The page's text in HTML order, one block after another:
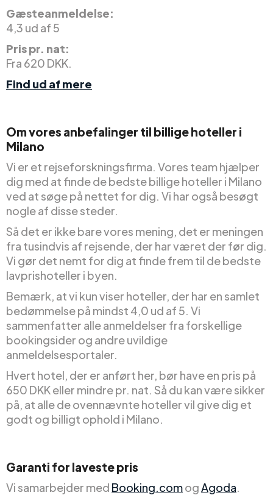
Gæsteanmeldelse:
4,3 ud af 5
Pris pr. nat:
Fra 620 DKK.
Find ud af mere
Om vores anbefalinger til billige hoteller i
Milano
Vi er et rejseforskningsfirma. Vores team hjælper
dig med at finde de bedste billige hoteller i Milano
ved at søge på nettet for dig. Vi har også besøgt
nogle af disse steder.
Så det er ikke bare vores mening, det er meningen
fra tusindvis af rejsende, der har været der før dig.
Vi gør det nemt for dig at finde frem til de bedste
lavprishoteller i byen.
Bemærk, at vi kun viser hoteller, der har en samlet
bedømmelse på mindst 4,0 ud af 5. Vi
sammenfatter alle anmeldelser fra forskellige
bookingsider og andre uvildige
anmeldelsesportaler.
Hvert hotel, der er anført her, bør have en pris på
650 DKK eller mindre pr. nat. Så du kan være sikker
på, at alle de ovennævnte hoteller vil give dig et
godt og billigt ophold i Milano.
Garanti for laveste pris
Vi samarbejder med Booking.comogAgoda.